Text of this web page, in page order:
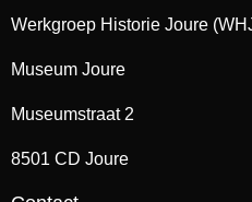
Werkgroep Historie Joure
Museum Joure
Museumstraat 2
8501 CD Joure